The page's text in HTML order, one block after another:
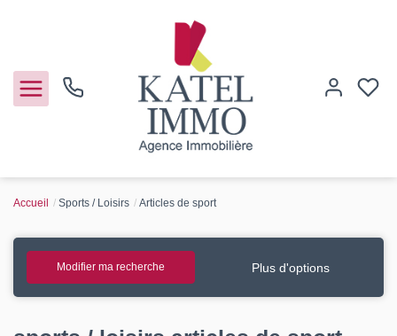
Vendre
Accueil Sports / Loisirs Articles de sport
Modifier ma recherche Plus d'options